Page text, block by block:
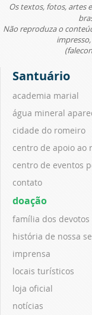
Os textos, fotos, artes
Não reproduza o
Santuário
academia marial
água mineral
cidade do romeiro
centro de apoio ao
centro de eventos
contato
doação
família dos devotos
história de nossa
imprensa
locais turísticos
loja oficial
notícias